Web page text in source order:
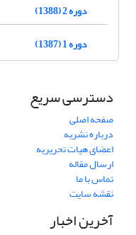
دوره 2 (1388)
دوره 1 (1387)
دسترسی سریع
صفحه اصلی
درباره نشریه
اعضای هیات تحریریه
ارسال مقاله
تماس با ما
نقشه سایت
آخرین اخبار